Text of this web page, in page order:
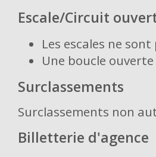
Escale/Circuit
Les escales ne
Une boucle
Surclassements
Surclassements non
Billetterie d'agence